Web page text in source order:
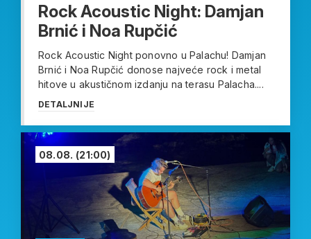
Rock Acoustic Night: Damjan
Brnić i Noa Rupčić
Rock Acoustic Night ponovno u Palachu! Damjan
Brnić i Noa Rupčić donose najveće rock i metal
hitove u akustičnom izdanju na terasu Palacha....
DETALJNIJE
08.08. (21:00)